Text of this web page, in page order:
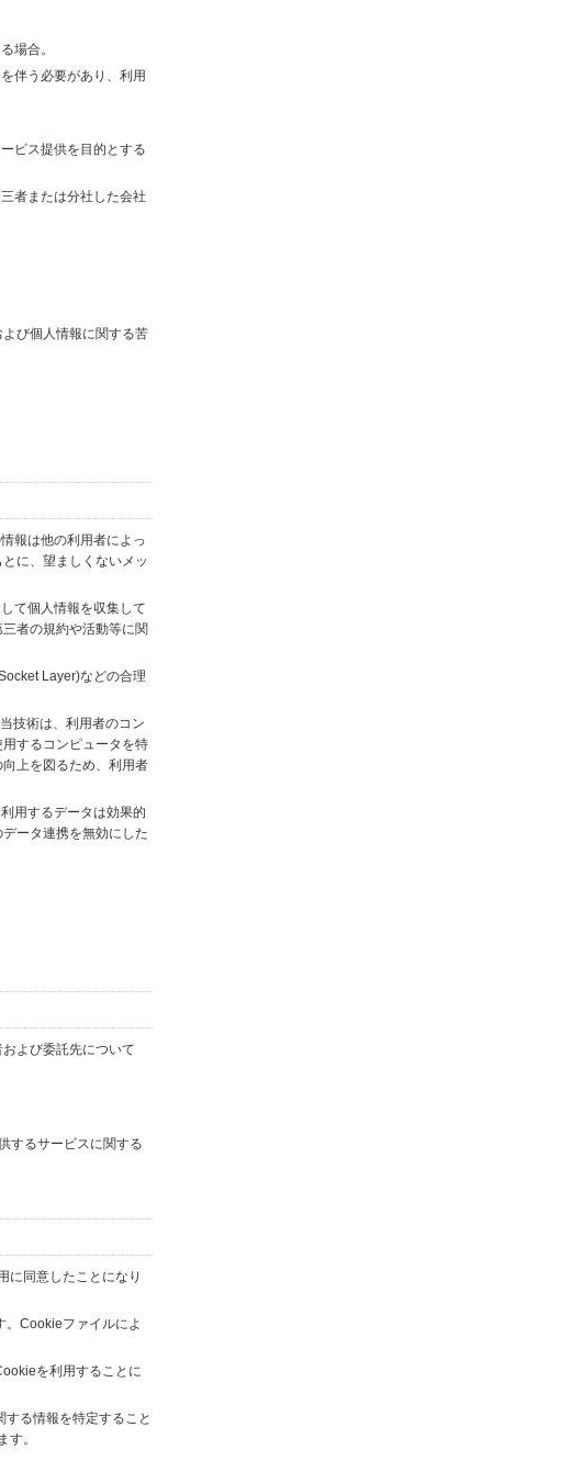
場合。
伴う必要があり、利用
ビス提供を目的とする
者または分社した会社
び個人情報に関する苦
報は他の利用者によっ
に、望ましくないメッ
て個人情報を収集して
者の規約や活動等に関
Layer)などの合理
技術は、利用者のコン
するコンピュータを特
上を図るため、利用者
用するデータは効果的
ータ連携を無効にした
よび委託先について
するサービスに関する
に同意したことになり
。Cookieファイルによ
を利用することに
る情報を特定すること
。